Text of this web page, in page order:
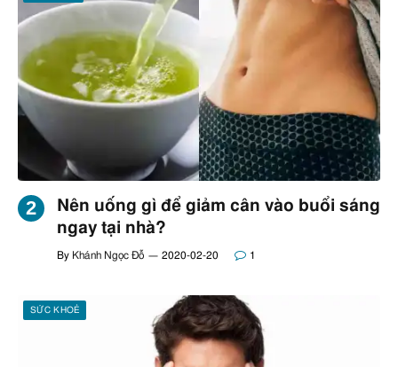
Nên uống gì để giảm cân vào buổi sáng
ngay tại nhà?
By Khánh Ngọc Đỗ 2020-02-20 1
SỨC KHOẺ